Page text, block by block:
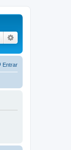
Pesquisar
Entrar